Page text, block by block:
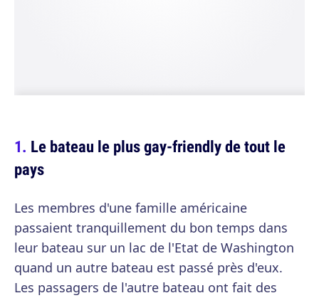
Le bateau le plus gay-friendly de tout le
pays
Les membres d'une famille américaine
passaient tranquillement du bon temps dans
leur bateau sur un lac de l'Etat de Washington
quand un autre bateau est passé près d'eux.
Les passagers de l'autre bateau ont fait des